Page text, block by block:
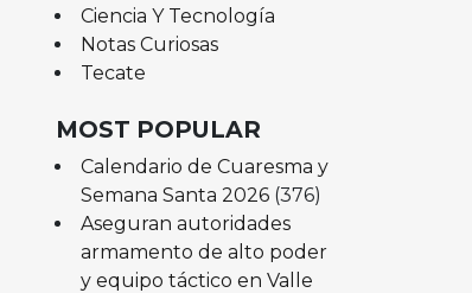
Ciencia Y Tecnología
Notas Curiosas
Tecate
MOST POPULAR
Calendario de Cuaresma y
Semana Santa 2026 (376)
Aseguran autoridades
armamento de alto poder
y equipo táctico en Valle